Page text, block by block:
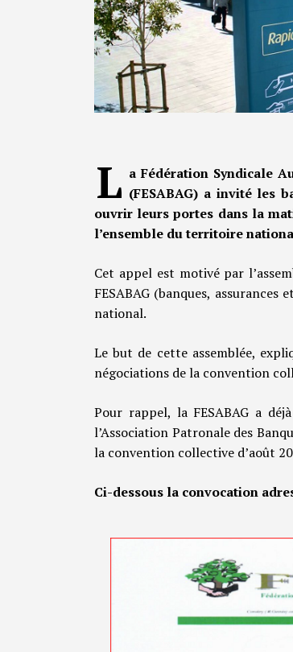
L a Fédération Syndicale
(FESABAG) a invité les
ouvrir leurs portes dans la
l’ensemble du territoire
Cet appel est motivé par
FESABAG (banques,
national.
Le but de cette assemblée,
négociations de la convention
Pour rappel, la FESABAG a
l’Association Patronale des
la convention collective d’août
Ci-dessous la convocation